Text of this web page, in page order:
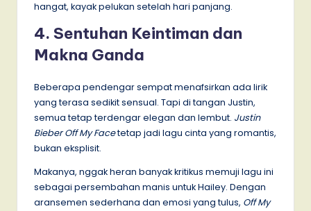
hangat, kayak pelukan setelah hari panjang.
4. Sentuhan Keintiman dan
Makna Ganda
Beberapa pendengar sempat menafsirkan ada lirik
yang terasa sedikit sensual. Tapi di tangan Justin,
semua tetap terdengar elegan dan lembut. Justin
Bieber Off My Facetetap jadi lagu cinta yang romantis,
bukan eksplisit.
Makanya, nggak heran banyak kritikus memuji lagu ini
sebagai persembahan manis untuk Hailey. Dengan
aransemen sederhana dan emosi yang tulus, Off My